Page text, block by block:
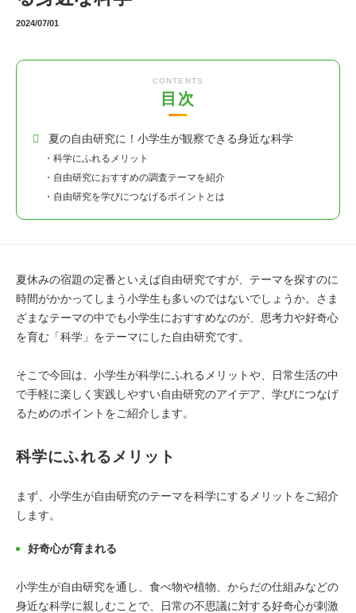
メンバー特典がたくさん
こども総研メンバー募集中！
2024/07/01
目次
CONTENTS
夏の自由研究に！小学生が観察できる身近な科学
・科学にふれるメリット
・自由研究におすすめの調査テーマを紹介
・自由研究を学びにつなげるポイントとは
夏休みの宿題の定番といえば自由研究ですが、テーマを探すのに
時間がかかってしまう小学生も多いのではないでしょうか。さま
ざまなテーマの中でも小学生におすすめなのが、思考力や好奇心
を育む「科学」をテーマにした自由研究です。
そこで今回は、小学生が科学にふれるメリットや、日常生活の中
で手軽に楽しく実践しやすい自由研究のアイデア、学びにつなげ
るためのポイントをご紹介します。
科学にふれるメリット
まず、小学生が自由研究のテーマを科学にするメリットをご紹介
します。
好奇心が育まれる
小学生が自由研究を通し、食べ物や植物、からだの仕組みなどの
身近な科学に親しむことで、日常の不思議に対する好奇心が刺激